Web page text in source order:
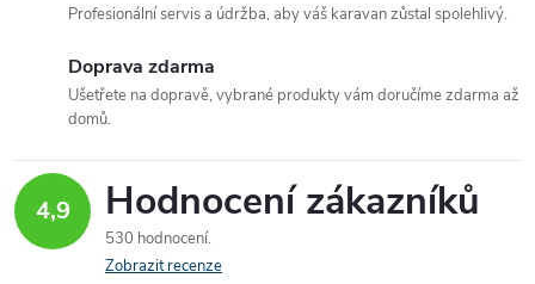
p
r
Profesionální servis a údržba, aby váš karavan zůstal spolehlivý.
Doprava zdarma
Ušetřete na dopravě, vybrané produkty vám doručíme zdarma až
domů.
4,9 Hodnocení zákazníků
530 hodnocení
Zobrazit recenze